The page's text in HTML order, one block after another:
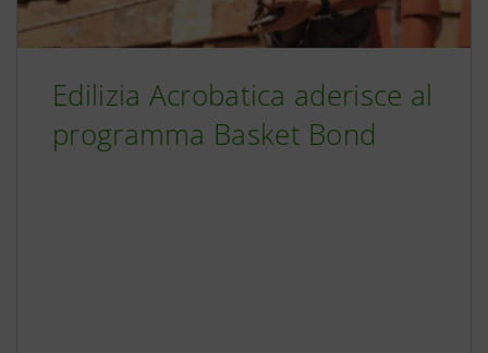
Edilizia Acrobatica aderisce al
programma Basket Bond